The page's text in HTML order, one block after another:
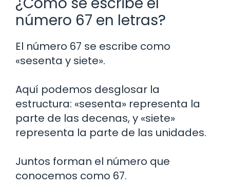
número 67 en letras?
El número 67 se escribe como
«sesenta y siete».
Aquí podemos desglosar la
estructura: «sesenta» representa la
parte de las decenas, y «siete»
representa la parte de las unidades.
Juntos forman el número que
conocemos como 67.